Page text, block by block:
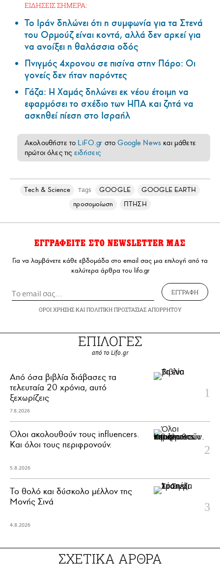
ΕΙΔΗΣΕΙΣ ΣΗΜΕΡΑ:
Το Ιράν δηλώνει ότι η συμφωνία για τα Στενά
του Ορμούζ είναι κοντά, αλλά δεν αρκεί για
να ανοίξει η θαλάσσια οδός
Πνιγμός 4χρονου σε πισίνα στην Πάρο: Οι
γονείς δεν ήταν παρόντες
Γάζα: Η Χαμάς δηλώνει εκ νέου έτοιμη να
εφαρμόσει το σχέδιο των ΗΠΑ και ζητά να
ασκηθεί πίεση στο Ισραήλ
Ακολουθήστε το LiFO.gr στοGoogle News και μάθετε
πρώτοι όλες τις ειδήσεις
Τech & Science Tags GOOGLE
GOOGLE EARTH
προσομοίωση
ΠΤΗΣΗ
ΕΓΓΡΑΦΕΙΤΕ ΣΤΟ NEWSLETTER ΜΑΣ
Για να λαμβάνετε κάθε εβδομάδα στο email σας μια επιλογή από τα
καλύτερα άρθρα του lifo.gr
ΕΓΓΡΑΦΗ
ΟΡΟΙ ΧΡΗΣΗΣΚΑΙ ΠΟΛΙΤΙΚΗ ΠΡΟΣΤΑΣΙΑΣ ΑΠΟΡΡΗΤΟΥ
ΕΠΙΛΟΓΕΣ
από το Lifo.gr
Από όσα βιβλία διάβασες τα
τελευταία 20 χρόνια, αυτό
ξεχωρίζεις
7.8.2026
Όλοι ακολουθούν τους influencers.
Και όλοι τους περιφρονούν.
5.8.2026
Το θολό και δύσκολο μέλλον της
Μονής Σινά
4.8.2026
ΣΧΕΤΙΚΑ ΑΡΘΡΑ